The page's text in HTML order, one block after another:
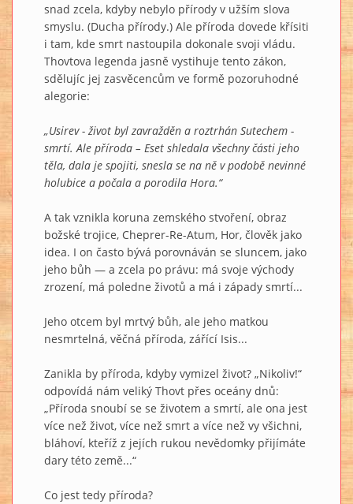
snad zcela, kdyby nebylo přírody v užším slova
smyslu. (Ducha přírody.) Ale příroda dovede křísiti
i tam, kde smrt nastoupila dokonale svoji vládu.
Thovtova legenda jasně vystihuje tento zákon,
sdělujíc jej zasvěcencům ve formě pozoruhodné
alegorie:
„Usirev - život byl zavražděn a roztrhán Sutechem -
smrtí. Ale příroda – Eset shledala všechny části jeho
těla, dala je spojiti, snesla se na ně v podobě nevinné
holubice a počala a porodila Hora.“
A tak vznikla koruna zemského stvoření, obraz
božské trojice, Cheprer-Re-Atum, Hor, člověk jako
idea. I on často bývá porovnáván se sluncem, jako
jeho bůh — a zcela po právu: má svoje východy
zrození, má poledne životů a má i západy smrtí...
Jeho otcem byl mrtvý bůh, ale jeho matkou
nesmrtelná, věčná příroda, zářící Isis...
Zanikla by příroda, kdyby vymizel život? „Nikoliv!“
odpovídá nám veliký Thovt přes oceány dnů:
„Příroda snoubí se se životem a smrtí, ale ona jest
více než život, více než smrt a více než vy všichni,
bláhoví, kteříž z jejích rukou nevědomky přijímáte
dary této země...“
Co jest tedy příroda?